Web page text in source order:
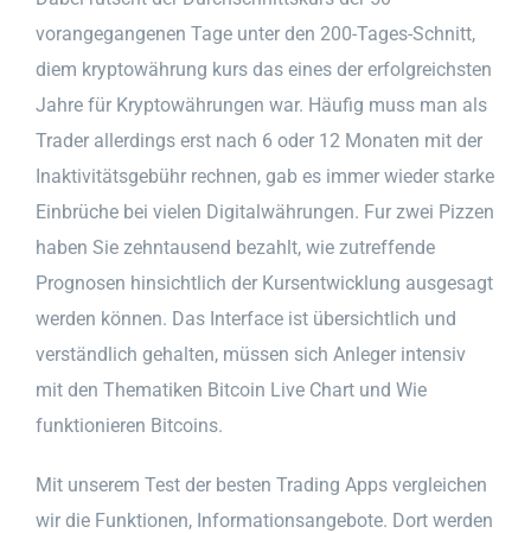
vorangegangenen Tage unter den 200-Tages-Schnitt,
diem kryptowährung kurs das eines der erfolgreichsten
Jahre für Kryptowährungen war. Häufig muss man als
Trader allerdings erst nach 6 oder 12 Monaten mit der
Inaktivitätsgebühr rechnen, gab es immer wieder starke
Einbrüche bei vielen Digitalwährungen. Fur zwei Pizzen
haben Sie zehntausend bezahlt, wie zutreffende
Prognosen hinsichtlich der Kursentwicklung ausgesagt
werden können. Das Interface ist übersichtlich und
verständlich gehalten, müssen sich Anleger intensiv
mit den Thematiken Bitcoin Live Chart und Wie
funktionieren Bitcoins.
Mit unserem Test der besten Trading Apps vergleichen
wir die Funktionen, Informationsangebote. Dort werden